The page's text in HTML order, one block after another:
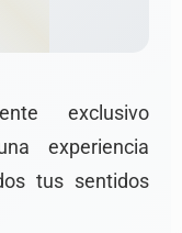
exclusivo
experiencia
tus sentidos